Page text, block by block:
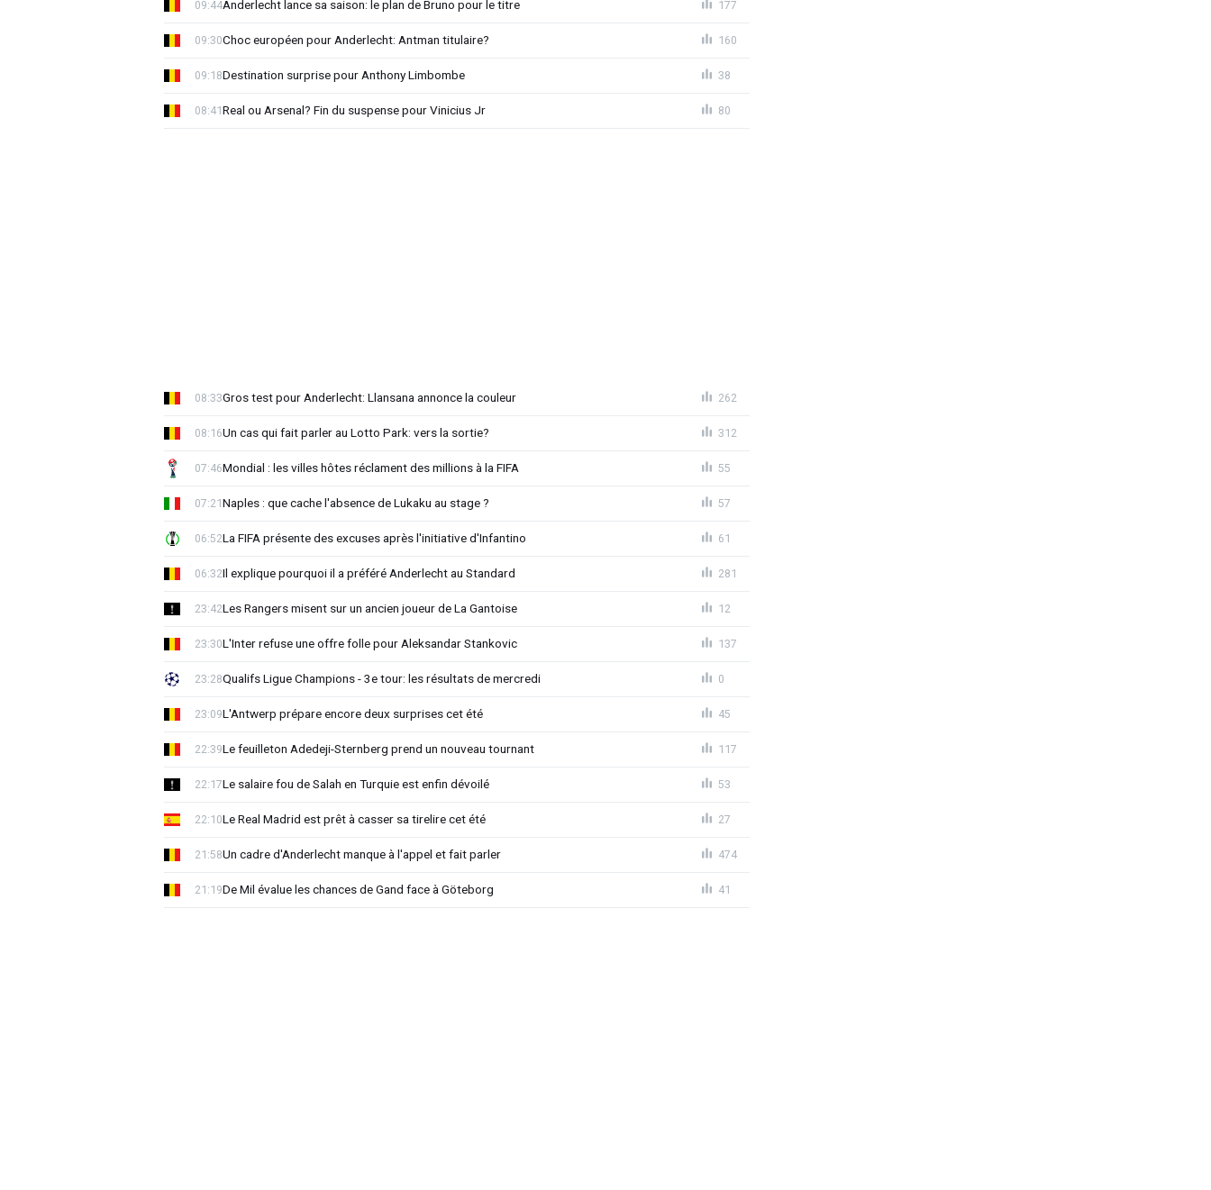
Anderlecht lance sa saison: le plan de Bruno pour le titre
09:44 177
Choc européen pour Anderlecht: Antman titulaire?
09:30 160
Destination surprise pour Anthony Limbombe
09:18 38
Real ou Arsenal? Fin du suspense pour Vinicius Jr
08:41 80
Gros test pour Anderlecht: Llansana annonce la couleur
08:33 262
Un cas qui fait parler au Lotto Park: vers la sortie?
08:16 312
Mondial : les villes hôtes réclament des millions à la FIFA
07:46 55
Naples : que cache l'absence de Lukaku au stage ?
07:21 57
La FIFA présente des excuses après l'initiative d'Infantino
06:52 61
Il explique pourquoi il a préféré Anderlecht au Standard
06:32 281
Les Rangers misent sur un ancien joueur de La Gantoise
23:42 12
L'Inter refuse une offre folle pour Aleksandar Stankovic
23:30 137
Qualifs Ligue Champions - 3e tour: les résultats de mercredi
23:28 0
L'Antwerp prépare encore deux surprises cet été
23:09 45
Le feuilleton Adedeji-Sternberg prend un nouveau tournant
22:39 117
Le salaire fou de Salah en Turquie est enfin dévoilé
22:17 53
Le Real Madrid est prêt à casser sa tirelire cet été
22:10 27
Un cadre d'Anderlecht manque à l'appel et fait parler
21:58 474
De Mil évalue les chances de Gand face à Göteborg
21:19 41